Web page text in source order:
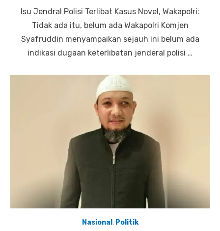
Isu Jendral Polisi Terlibat Kasus Novel, Wakapolri:
Tidak ada itu, belum ada Wakapolri Komjen
Syafruddin menyampaikan sejauh ini belum ada
indikasi dugaan keterlibatan jenderal polisi …
Nasional , Politik